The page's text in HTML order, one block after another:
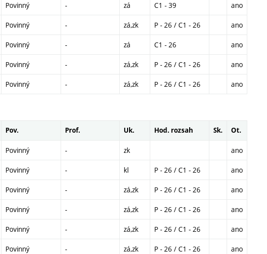
Povinný - zá C1 - 39 ano
Povinný - zá,zk P - 26 / C1 - 26 ano
Povinný - zá C1 - 26 ano
Povinný - zá,zk P - 26 / C1 - 26 ano
Povinný - zá,zk P - 26 / C1 - 26 ano
Pov. Prof. Uk. Hod. rozsah Sk. Ot.
Povinný - zk ano
Povinný - kl P - 26 / C1 - 26 ano
Povinný - zá,zk P - 26 / C1 - 26 ano
Povinný - zá,zk P - 26 / C1 - 26 ano
Povinný - zá,zk P - 26 / C1 - 26 ano
Povinný - zá,zk P - 26 / C1 - 26 ano